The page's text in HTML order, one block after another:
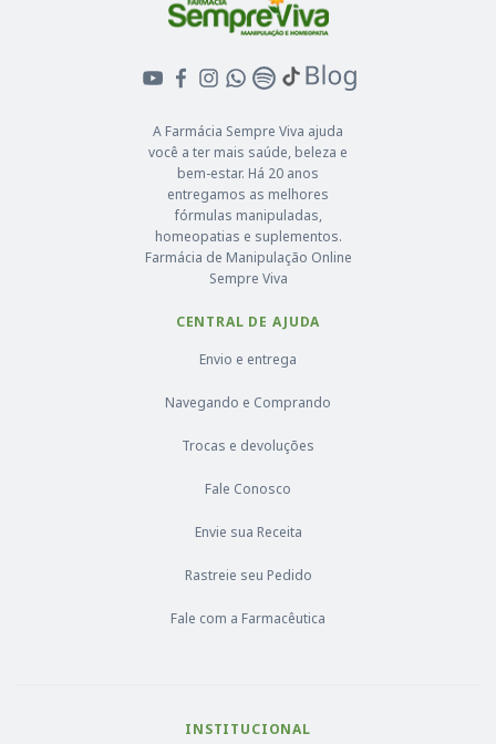
A Farmácia Sempre Viva ajuda
você a ter mais saúde, beleza e
bem-estar. Há 20 anos
entregamos as melhores
fórmulas manipuladas,
homeopatias e suplementos.
Farmácia de Manipulação Online
Sempre Viva
CENTRAL DE AJUDA
Envio e entrega
Navegando e Comprando
Trocas e devoluções
Fale Conosco
Envie sua Receita
Rastreie seu Pedido
Fale com a Farmacêutica
INSTITUCIONAL